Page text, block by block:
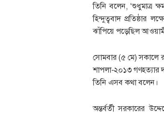
তিনি বলেন, ‘শুধুমাত্র
হিন্দুত্ববাদ প্রতিষ্ঠার
ঝাঁপিয়ে পড়েছিল আওয়ামী
সোমবার (৫ মে) সকালে
শাপলা-২০১৩ গণহত্যার
তিনি এসব কথা বলেন।
অন্তর্বর্তী সরকারের